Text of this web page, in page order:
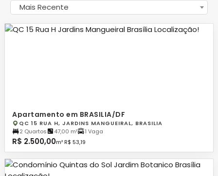
Mais Recente
Apartamento em BRASILIA/DF
QC 15 RUA H, JARDINS MANGUEIRAL, BRASILIA
2 Quartos
47,00 m² 1 Vaga
R$ 2.500,00m² R$ 53,19